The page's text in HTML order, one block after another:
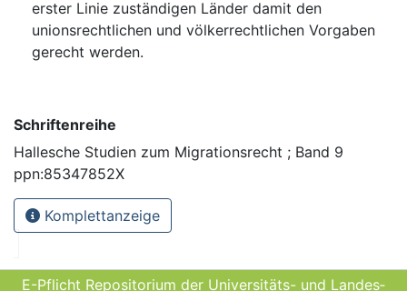
erster Linie zuständigen Länder damit den
unionsrechtlichen und völkerrechtlichen Vorgaben
gerecht werden.
Schriftenreihe
Hallesche Studien zum Migrationsrecht ; Band 9
ppn:85347852X
Komplettanzeige
E-Pflicht Repositorium der Universitäts- und Landes­